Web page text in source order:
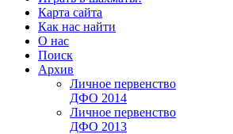
Карта сайта
Как нас найти
О нас
Поиск
Архив
Личное первенство
ДФО 2014
Личное первенство
ДФО 2013